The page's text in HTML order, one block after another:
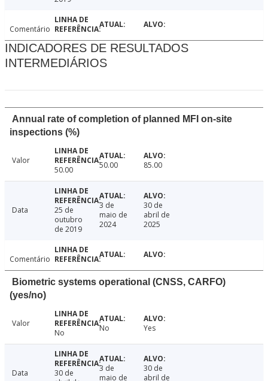
Comentário
INDICADORES DE RESULTADOS
INTERMEDIÁRIOS
Annual rate of completion of planned MFI on-site
inspections (%)
Valor
50.00
50.00 85.00
Data
25 de
outubro
de 2019
3 de
maio de
2024
30 de
abril de
2025
Comentário
Biometric systems operational (CNSS, CARFO)
(yes/no)
Valor
No
No Yes
Data
30 de
3 de
maio de
30 de
abril de